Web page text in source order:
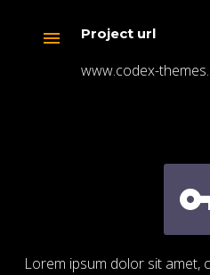
 Project url
www.codex-
Lorem ipsum dolor sit amet,